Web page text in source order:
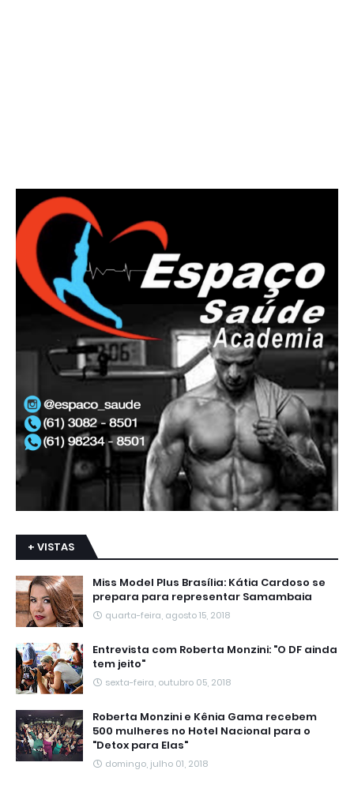
+ VISTAS
Miss Model Plus Brasília: Kátia Cardoso se
prepara para representar Samambaia
quarta-feira, agosto 15, 2018
Entrevista com Roberta Monzini: "O DF ainda
tem jeito"
sexta-feira, outubro 05, 2018
Roberta Monzini e Kênia Gama recebem
500 mulheres no Hotel Nacional para o
"Detox para Elas"
domingo, julho 01, 2018